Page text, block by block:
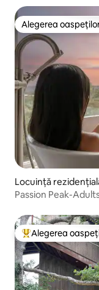
Alegerea oaspeților
Alegerea
Locuință
Passion Peak-
Locuință din topul
Alegerea